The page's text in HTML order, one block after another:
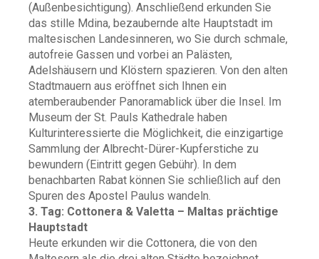
(Außenbesichtigung). Anschließend erkunden Sie
das stille Mdina, bezaubernde alte Hauptstadt im
maltesischen Landesinneren, wo Sie durch schmale,
autofreie Gassen und vorbei an Palästen,
Adelshäusern und Klöstern spazieren. Von den alten
Stadtmauern aus eröffnet sich Ihnen ein
atemberaubender Panoramablick über die Insel. Im
Museum der St. Pauls Kathedrale haben
Kulturinteressierte die Möglichkeit, die einzigartige
Sammlung der Albrecht-Dürer-Kupferstiche zu
bewundern (Eintritt gegen Gebühr). In dem
benachbarten Rabat können Sie schließlich auf den
Spuren des Apostel Paulus wandeln.
3. Tag: Cottonera & Valetta – Maltas prächtige
Hauptstadt
Heute erkunden wir die Cottonera, die von den